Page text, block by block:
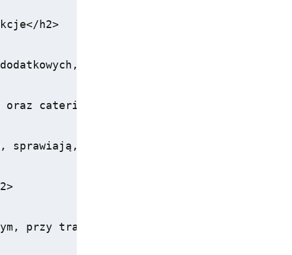
h2>
które wzbogacają
oraz cateringowi, każda uroczystość
sprawiają, że zarówno goście
przy trasie E77, co zapewnia wygodny